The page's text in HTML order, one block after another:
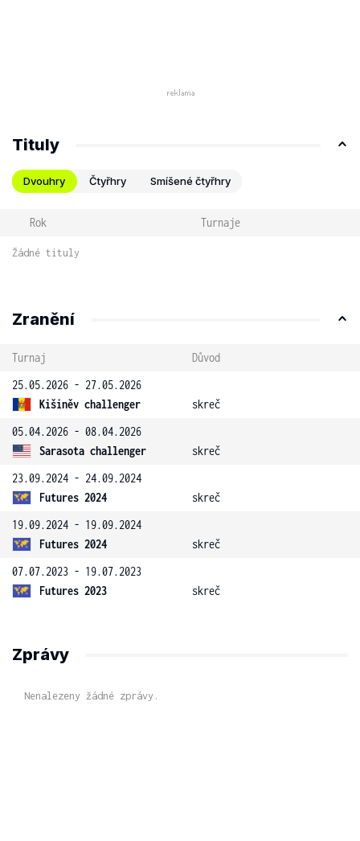
Tituly
Dvouhry Čtyřhry Smíšené čtyřhry
Rok Turnaje
Žádné tituly
Zranění
Turnaj
Důvod
25.05.2026 - 27.05.2026
Kišiněv challenger
skreč
05.04.2026 - 08.04.2026
Sarasota challenger
skreč
23.09.2024 - 24.09.2024
Futures 2024
skreč
19.09.2024 - 19.09.2024
Futures 2024
skreč
07.07.2023 - 19.07.2023
Futures 2023
skreč
Zprávy
Nenalezeny žádné zprávy.